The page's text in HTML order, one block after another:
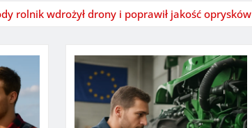
rolnik wdrożył drony i poprawił jakość oprysków